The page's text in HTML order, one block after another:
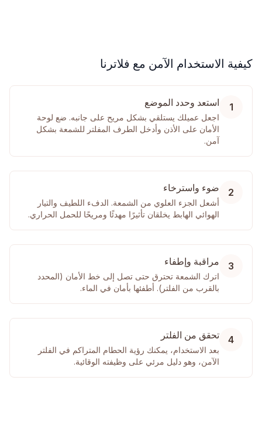
كيفية الاستخدام الآمن مع فلاترنا
1 استعد وحدد الموضع
اجعل عميلك يستلقي بشكل مريح على جانبه. ضع لوحة
الأمان على الأذن وأدخل الطرف المفلتر للشمعة بشكل
آمن.
2 ضوء واسترخاء
أشعل الجزء العلوي من الشمعة. الدفء اللطيف والتيار
الهوائي الهابط يخلقان تأثيرًا مهدئًا ومريحًا للحمل الحراري.
3 مراقبة وإطفاء
اترك الشمعة تحترق حتى تصل إلى خط الأمان (المحدد
بالقرب من الفلتر). أطفئها بأمان في الماء.
4 تحقق من الفلتر
بعد الاستخدام، يمكنك رؤية الحطام المتراكم في الفلتر
الآمن، وهو دليل مرئي على وظيفته الوقائية.